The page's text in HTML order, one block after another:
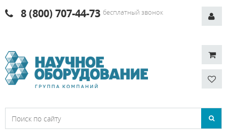
8 (800) 707-44-73 бесплатный звонок